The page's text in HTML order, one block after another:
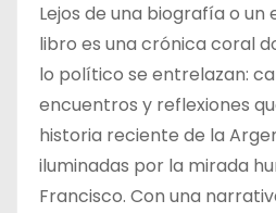
Lejos de una biografía o un
libro es una crónica coral
lo político se entrelazan:
encuentros y reflexiones
historia reciente de la
iluminadas por la mirada
Francisco. Con una